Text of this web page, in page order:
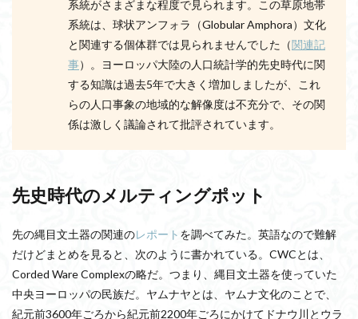
系統がさまざまな程度で見られます。この草原地帯
系統は、球状アンフォラ（Globular Amphora）文化
と関連する個体群では見られませんでした（関連記
事）。ヨーロッパ大陸の人口統計学的先史時代に関
する知識は過去5年で大きく増加しましたが、これ
らの人口事象の地域的な解像度は不充分で、その関
係は激しく議論されて批評されています。
先史時代のメルティングポット
先の縄目文土器の関連のレポート を調べてみた。英語なので難解
だけどまとめを見ると、次のように書かれている。CWCとは、
Corded Ware Complexの略だ。つまり、縄目文土器を使っていた
中央ヨーロッパの民族だ。ヤムナヤとは、ヤムナ文化のことで、
紀元前3600年ごろから紀元前2200年ごろにかけてドナウ川とウラ